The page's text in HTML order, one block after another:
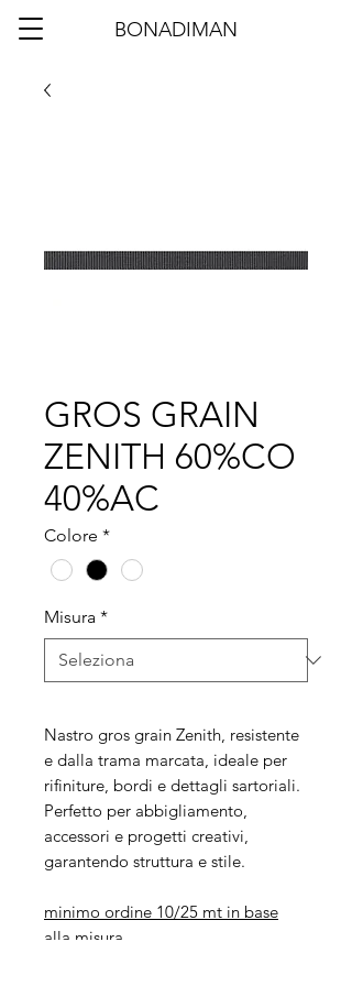
BONADIMAN
GROS GRAIN
ZENITH 60%CO
40%AC
Colore *
Misura *
Nastro gros grain Zenith, resistente
e dalla trama marcata, ideale per
rifiniture, bordi e dettagli sartoriali.
Perfetto per abbigliamento,
accessori e progetti creativi,
garantendo struttura e stile.
minimo ordine 10/25 mt in base
alla misura